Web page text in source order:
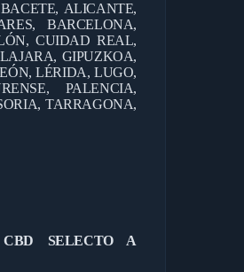
ALICANTE,
BARCELONA,
CUIDAD REAL,
GIPUZKOA,
LÉRIDA, LUGO,
PALENCIA,
TARRAGONA,
SELECTO A